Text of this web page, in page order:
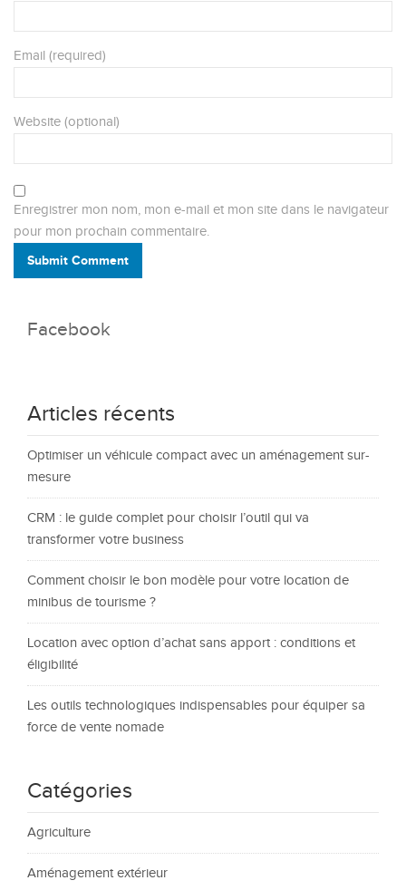
Email (required)
Website (optional)
Enregistrer mon nom, mon e-mail et mon site dans le navigateur
pour mon prochain commentaire.
Submit Comment
Facebook
Articles récents
Optimiser un véhicule compact avec un aménagement sur-
mesure
CRM : le guide complet pour choisir l’outil qui va
transformer votre business
Comment choisir le bon modèle pour votre location de
minibus de tourisme ?
Location avec option d’achat sans apport : conditions et
éligibilité
Les outils technologiques indispensables pour équiper sa
force de vente nomade
Catégories
Agriculture
Aménagement extérieur